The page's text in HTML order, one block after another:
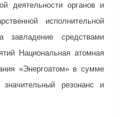
деятельности органов и
исполнительной
завладение средствами
Национальная атомная
«Энергоатом» в сумме
резонанс и